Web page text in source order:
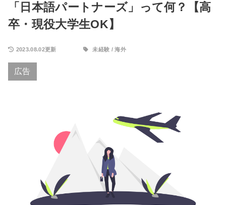
「日本語パートナーズ」って何？【高
卒・現役大学生OK】
2023.08.02更新 未経験 /海外
広告